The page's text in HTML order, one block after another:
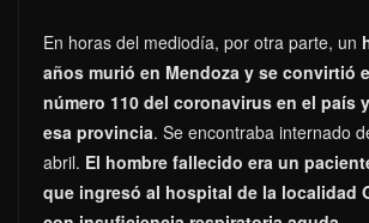
En horas del mediodía, por otra parte, un
años murió en Mendoza y se convirtió
número 110 del coronavirus en el país
esa provincia. Se encontraba internado
abril. El hombre fallecido era un
que ingresó al hospital de la localidad